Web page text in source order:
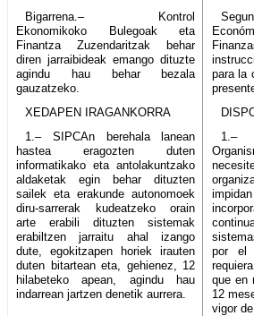
Bigarrena.– Kontrol
Ekonomikoko Bulegoak eta
Finantza Zuzendaritzak behar
diren jarraibideak emango dituzte
agindu hau behar bezala
gauzatzeko.
para la
XEDAPEN IRAGANKORRA
1.– SIPCAn berehala lanean
hastea eragozten duten
informatikako eta antolakuntzako
aldaketak egin behar dituzten
sailek eta erakunde autonomoek
diru-sarrerak kudeatzeko orain
arte erabili dituzten sistemak
erabiltzen jarraitu ahal izango
dute, egokitzapen horiek irauten
duten bitartean eta, gehienez, 12
hilabeteko apean, agindu hau
indarrean jartzen denetik aurrera.
1.–
por el
que en
12
vigor